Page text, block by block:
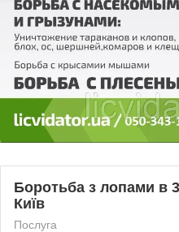
Боротьба з лопами в
Київ
Послуга